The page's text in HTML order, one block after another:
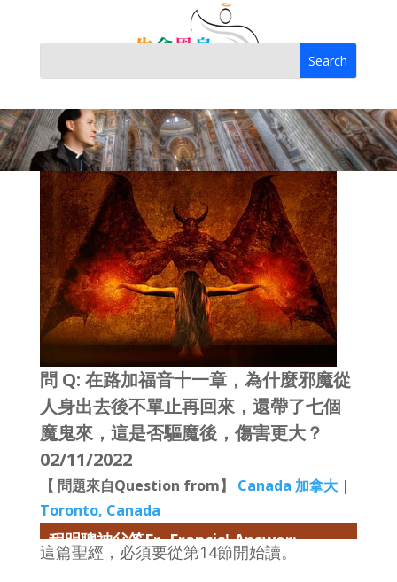
問 Q: 在路加福音十一章，為什麼邪魔從
人身出去後不單止再回來，還帶了七個
魔鬼來，這是否驅魔後，傷害更大？
02/11/2022
【 問題來自Question from】 Canada 加拿大|
Toronto, Canada
程明聰神父答Fr. Francis' Answer:
這篇聖經，必須要從第14節開始讀。